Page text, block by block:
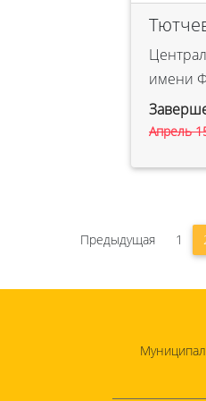
имени
Апрель
Предыдущая 1